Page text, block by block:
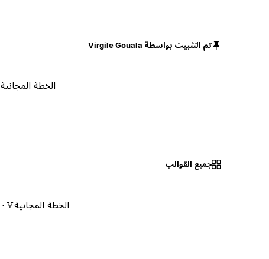
تم التثبيت بواسطة Virgile Gouala
الخطة المجانية
جميع القوالب
الخطة المجانية ٠